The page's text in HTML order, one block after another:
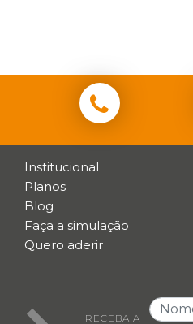
Institucional
Planos
Blog
Faça a simulação
Quero aderir
RECEBA A